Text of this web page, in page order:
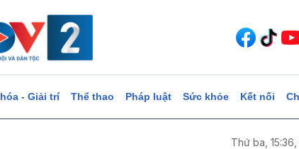
- Giải trí Thể thao Pháp luật Sức khỏe Kết nối
Thứ ba, 15:36,